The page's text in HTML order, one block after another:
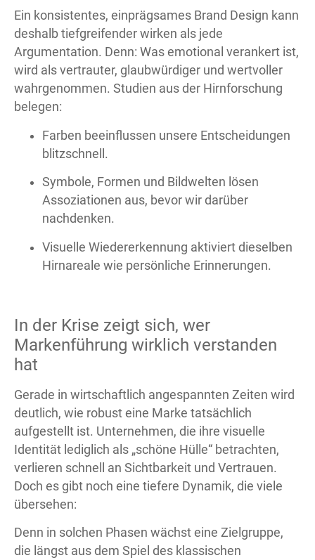
Ein konsistentes, einprägsames Brand Design kann
deshalb tiefgreifender wirken als jede
Argumentation. Denn: Was emotional verankert ist,
wird als vertrauter, glaubwürdiger und wertvoller
wahrgenommen. Studien aus der Hirnforschung
belegen:
Farben beeinflussen unsere Entscheidungen
blitzschnell.
Symbole, Formen und Bildwelten lösen
Assoziationen aus, bevor wir darüber
nachdenken.
Visuelle Wiedererkennung aktiviert dieselben
Hirnareale wie persönliche Erinnerungen.
In der Krise zeigt sich, wer
Markenführung wirklich verstanden
hat
Gerade in wirtschaftlich angespannten Zeiten wird
deutlich, wie robust eine Marke tatsächlich
aufgestellt ist. Unternehmen, die ihre visuelle
Identität lediglich als „schöne Hülle“ betrachten,
verlieren schnell an Sichtbarkeit und Vertrauen.
Doch es gibt noch eine tiefere Dynamik, die viele
übersehen:
Denn in solchen Phasen wächst eine Zielgruppe,
die längst aus dem Spiel des klassischen